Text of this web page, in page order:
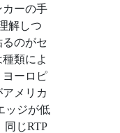
ーの手
解しつ
のがセ
類によ
ヨーロピ
メリカ
ッジが低
同じRTP